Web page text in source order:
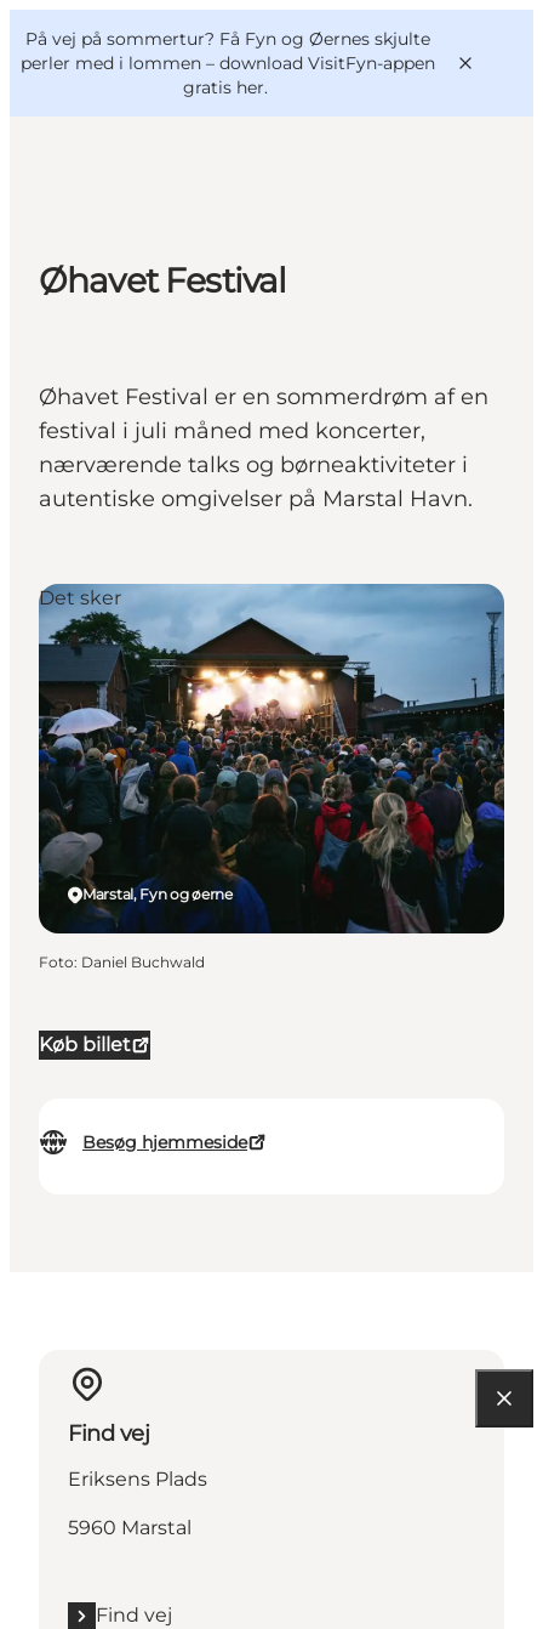
På vej på sommertur? Få Fyn og Øernes skjulte
perler med i lommen – download VisitFyn-appen
gratis her.
Oplevelser
Outdoor
Book lokale oplevelser
VisitFyn
Deutsch
Øhavet Festival
Øhavet Festival er en sommerdrøm af en
festival i juli måned med koncerter,
nærværende talks og børneaktiviteter i
autentiske omgivelser på Marstal Havn.
Køb billet
Besøg hjemmeside
Marstal, Fyn og øerne
Det sker
Foto: Daniel Buchwald
Find vej
Eriksens Plads
5960 Marstal
Find vej